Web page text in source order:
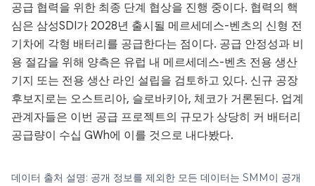
공급 협력을 위한 최종 단계 협상을 진행 중이다. 협력의 핵
심은 삼성SDI가 2028년 출시될 메르세데스-벤츠의 신형 전
기차에 각형 배터리를 공급한다는 점이다. 공급 안정성과 비
용 절감을 위해 양측은 유럽 내 메르세데스-벤츠 전용 생산
기지 또는 전용 생산 라인 설립을 검토하고 있다. 신규 공장
후보지로는 오스트리아, 슬로바키아, 체코가 거론된다. 업계
관계자들은 이번 공급 프로젝트의 규모가 상당히 커 배터리
공급량이 수십 GWh에 이를 것으로 내다봤다.
데이터 출처 설명: 공개 정보를 제외한 모든 데이터는 SMM이 공개